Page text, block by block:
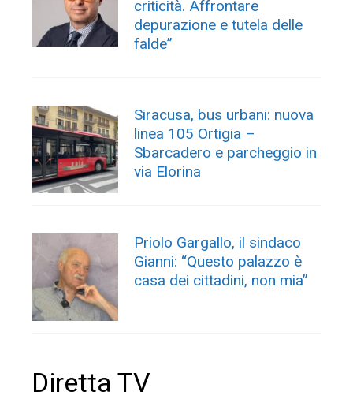
criticità. Affrontare
depurazione e tutela delle
falde”
Siracusa, bus urbani: nuova
linea 105 Ortigia –
Sbarcadero e parcheggio in
via Elorina
Priolo Gargallo, il sindaco
Gianni: “Questo palazzo è
casa dei cittadini, non mia”
Diretta TV